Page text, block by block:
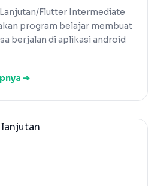
Flutter Intermediate
program belajar membuat
berjalan di aplikasi android
➔